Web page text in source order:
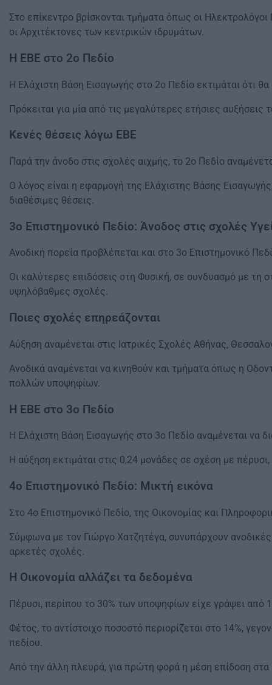
Στο επίκεντρο βρίσκονται τμήματα όπως οι
οι Αρχιτέκτονες των κεντρικών ιδρυμάτων.
Η ΕΒΕ στο 2ο Πεδίο
Η Ελάχιστη Βάση Εισαγωγής στο 2ο Πεδίο εκτιμάται ότι
Πρόκειται για μία από τις μεγαλύτερες ετήσιες
Κενές θέσεις λόγω ΕΒΕ
Παρά την άνοδο στις σχολές αιχμής, το 2ο Πεδίο
Ο λόγος είναι η εφαρμογή της Ελάχιστης Βάσης
διαθέσιμες θέσεις.
3ο Επιστημονικό Πεδίο: Άνοδος στις σχολές
Ανοδική πορεία προβλέπεται και στο 3ο Επιστημονικό
Οι καλύτερες επιδόσεις στη Φυσική, σε συνδυασμό με τη
υψηλόβαθμες σχολές.
Ποιες σχολές επηρεάζονται
Αύξηση αναμένεται στις Ιατρικές Σχολές Αθήνας,
Ανοδικά αναμένεται να κινηθούν και τμήματα όπως η
πολλών υποψηφίων.
Η ΕΒΕ στο 3ο Πεδίο
Η Ελάχιστη Βάση Εισαγωγής στο 3ο Πεδίο αναμένεται να
Η αύξηση εκτιμάται στις 0,24 μονάδες σε σχέση με
4ο Επιστημονικό Πεδίο: Μικτή εικόνα
Στο 4ο Επιστημονικό Πεδίο, της Οικονομίας και
Σύμφωνα με τον Γιώργο Χατζητέγα, συνυπάρχουν
αρκετές σχολές.
Η Οικονομία αλλάζει τα δεδομένα
Πέρυσι, περίπου το 30% των υποψηφίων είχε γράψει από
Φέτος, το αντίστοιχο ποσοστό περιορίζεται στο 14%,
πεδίου.
Από την άλλη πλευρά, για πρώτη φορά η μέση επίδοση